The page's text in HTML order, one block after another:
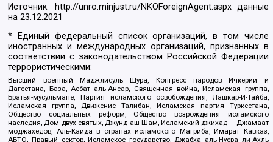
Источник: http://unro.minjust.ru/NKOForeignAgent.aspxданные
на23.12.2021
* Единый федеральный список организаций, в том числе
иностранных и международных организаций, признанных в
соответствии с законодательством Российской Федерации
террористическими:
Высший военный Маджлисуль Шура, Конгресс народов Ичкерии и
Дагестана, База, Асбат аль-Ансар, Священная война, Исламская группа,
Братья-мусульмане, Партия исламского освобождения, Лашкар-И-Тайба,
Исламская группа, Движение Талибан, Исламская партия Туркестана,
Общество социальных реформ, Общество возрождения исламского
наследия, Дом двух святых, Джунд аш-Шам, Исламский джихад – Джамаат
моджахедов, Аль-Каида в странах исламского Магриба, Имарат Кавказ,
АБТО, Правый сектор, Исламское государство, Джабха аль-Нусра ли-Ахль